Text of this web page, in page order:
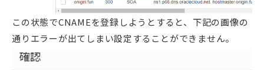
この状態でCNAMEを登録しようとすると、下記の画像の
通りエラーが出てしまい設定することができません。